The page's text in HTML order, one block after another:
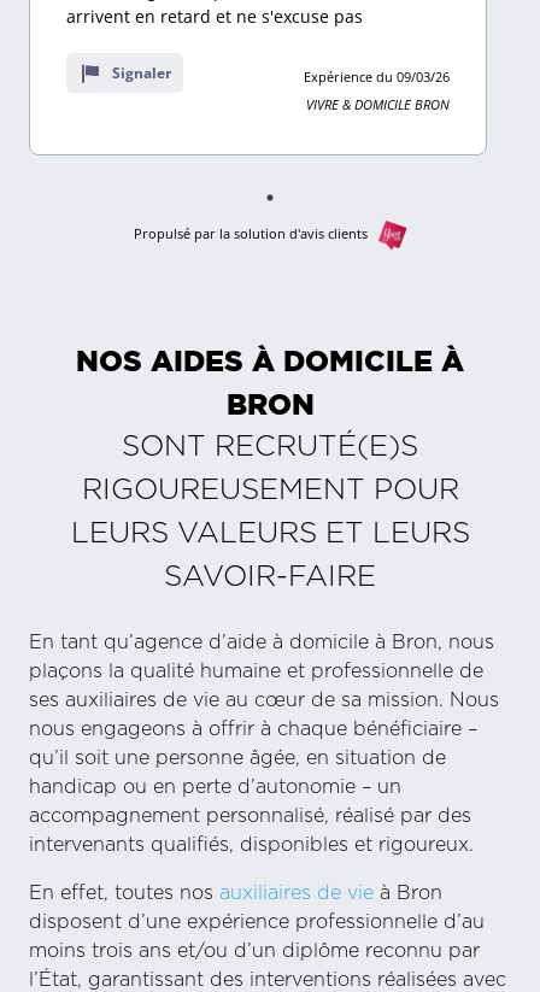
sur
avis
arrivent en retard et ne s'excuse pas
Signaler
Expérience du 09/03/26
VIVRE & DOMICILE BRON
Propulsé par la solution d'avis clients
NOS AIDES À DOMICILE À
BRON
SONT RECRUTÉ(E)S
RIGOUREUSEMENT POUR
LEURS VALEURS ET LEURS
SAVOIR-FAIRE
En tant qu’agence d’aide à domicile à Bron, nous
plaçons la qualité humaine et professionnelle de
ses auxiliaires de vie au cœur de sa mission. Nous
nous engageons à offrir à chaque bénéficiaire –
qu’il soit une personne âgée, en situation de
handicap ou en perte d’autonomie – un
accompagnement personnalisé, réalisé par des
intervenants qualifiés, disponibles et rigoureux.
En effet, toutes nos auxiliaires de vie à Bron
disposent d’une expérience professionnelle d’au
moins trois ans et/ou d’un diplôme reconnu par
l’État, garantissant des interventions réalisées avec